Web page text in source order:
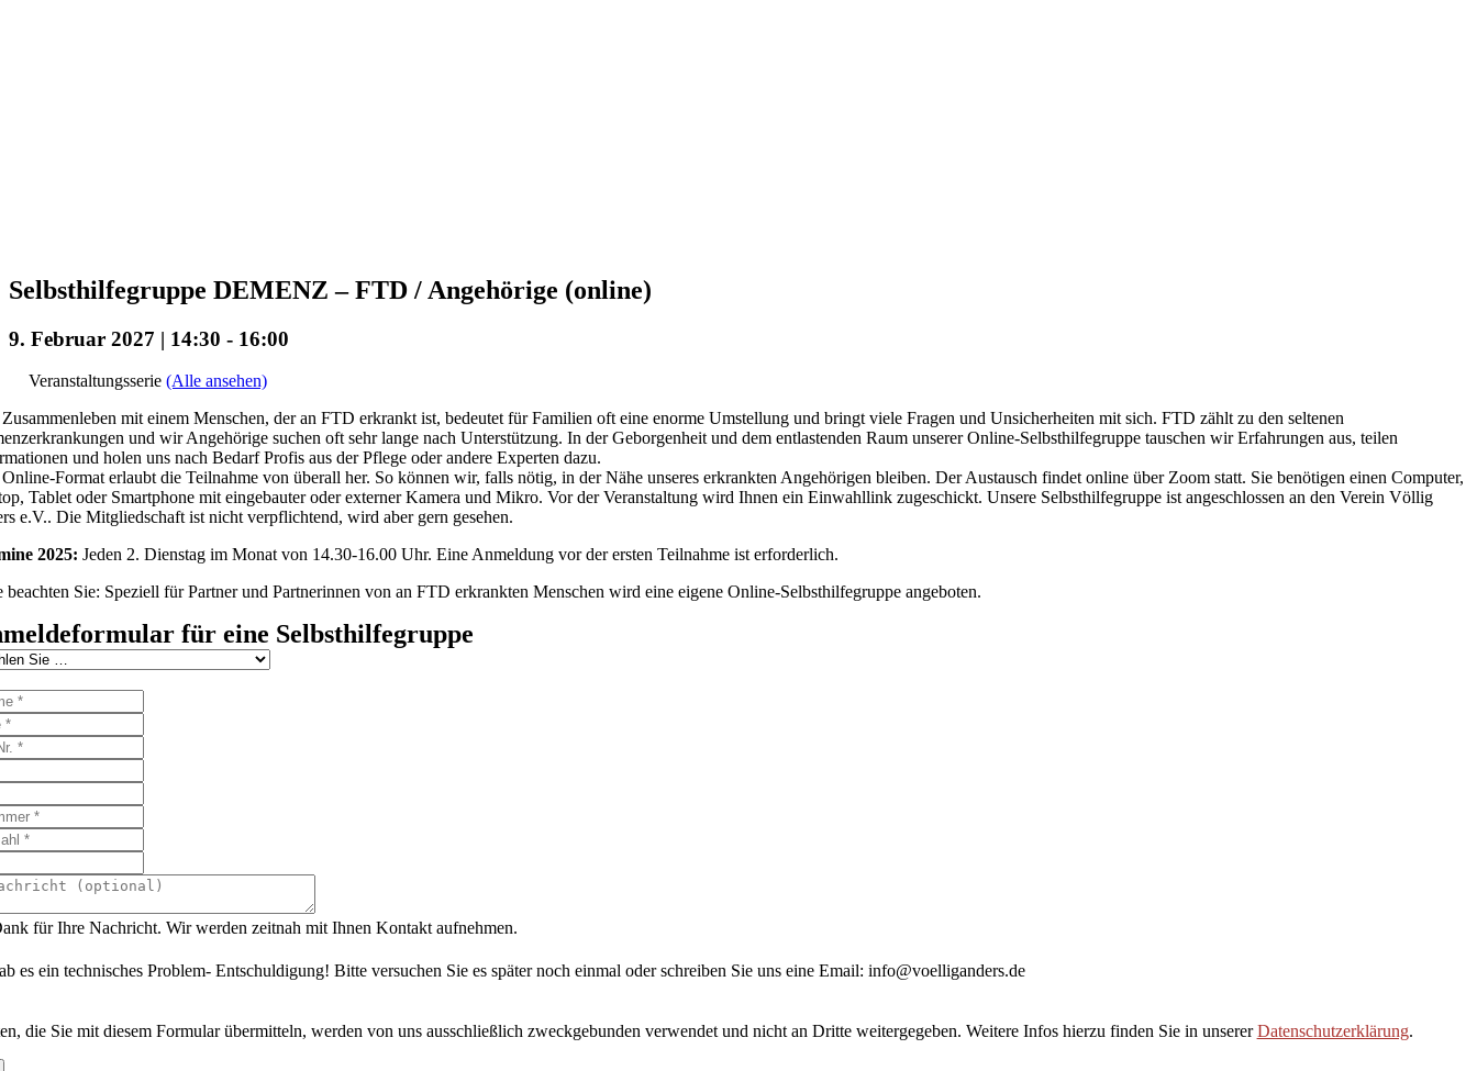
Selbsthilfegruppe DEMENZ – FTD / Angehörige (online)
9. Februar 2027 | 14:30 - 16:00
Veranstaltungsserie (Alle ansehen)
mit einem Menschen, der an FTD erkrankt ist, bedeutet für Familien oft eine enorme Umstellung und bringt viele Fragen und Unsicherheiten mit sich. FTD zählt zu den seltenen
und wir Angehörige suchen oft sehr lange nach Unterstützung. In der Geborgenheit und dem entlastenden Raum unserer Online-Selbsthilfegruppe tauschen wir Erfahrungen aus, teilen
und holen uns nach Bedarf Profis aus der Pflege oder andere Experten dazu.
Format erlaubt die Teilnahme von überall her. So können wir, falls nötig, in der Nähe unseres erkrankten Angehörigen bleiben. Der Austausch findet online über Zoom statt. Sie benötigen einen Computer,
Tablet oder Smartphone mit eingebauter oder externer Kamera und Mikro. Vor der Veranstaltung wird Ihnen ein Einwahllink zugeschickt. Unsere Selbsthilfegruppe ist angeschlossen an den Verein Völlig
e.V.. Die Mitgliedschaft ist nicht verpflichtend, wird aber gern gesehen.
2025: Jeden 2. Dienstag im Monat von 14.30-16.00 Uhr. Eine Anmeldung vor der ersten Teilnahme ist erforderlich.
beachten Sie: Speziell für Partner und Partnerinnen von an FTD erkrankten Menschen wird eine eigene Online-Selbsthilfegruppe angeboten.
für eine Selbsthilfegruppe
für Ihre Nachricht. Wir werden zeitnah mit Ihnen Kontakt aufnehmen.
es ein technisches Problem- Entschuldigung! Bitte versuchen Sie es später noch einmal oder schreiben Sie uns eine Email: info@voelliganders.de
die Sie mit diesem Formular übermitteln, werden von uns ausschließlich zweckgebunden verwendet und nicht an Dritte weitergegeben. Weitere Infos hierzu finden Sie in unsererDatenschutzerklärung.